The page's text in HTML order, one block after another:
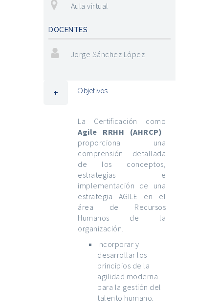
Aula virtual
DOCENTES
Jorge Sánchez López
Objetivos
La Certificación como
Agile RRHH (AHRCP)
proporciona una
comprensión detallada
de los conceptos,
estrategias e
implementación de una
estrategia AGILE en el
área de Recursos
Humanos de la
organización.
Incorporar y
desarrollar los
principios de la
agilidad moderna
para la gestión del
talento humano.